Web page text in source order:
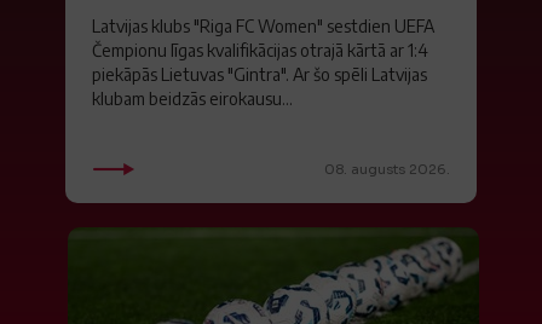
Latvijas klubs "Riga FC Women" sestdien UEFA
Čempionu līgas kvalifikācijas otrajā kārtā ar 1:4
piekāpās Lietuvas "Gintra". Ar šo spēli Latvijas
klubam beidzās eirokausu...
08. augusts 2026.